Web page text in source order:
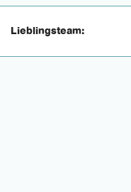
Lieblingsteam: